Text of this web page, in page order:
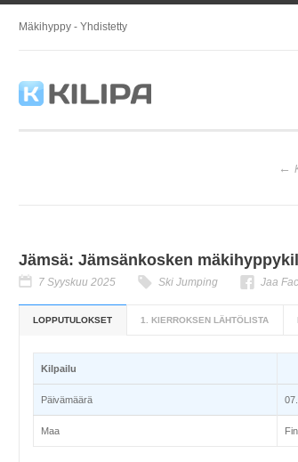
Mäkihyppy - Yhdistetty
Jämsä: Jämsänkosken
7 Syyskuu 2025 Ski Jumping Jaa
LOPPUTULOKSET 1. KIERROKSEN LÄHTÖLISTA
Kilpailu
Päivämäärä
Maa